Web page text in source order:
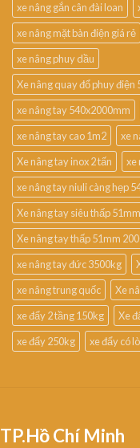
xe nâng gắn cân đài loan
xe nâng mặt bàn điện giá rẻ
xe nâng phuy dầu
Xe nâng quay đổ phuy
xe nâng tay 540x2000mm
xe nâng tay cao 1m2
xe
Xe nâng tay inox 2 tấn
xe
xe nâng tay niuli càng hẹp
Xe nâng tay siêu thấp
Xe nâng tay thấp 51mm
xe nâng tay đức 3500kg
xe nâng trung quốc
Xe
xe đẩy 2 tầng 150kg
Xe
xe đẩy 250kg
xe đẩy có
TP.Hồ Chí Minh